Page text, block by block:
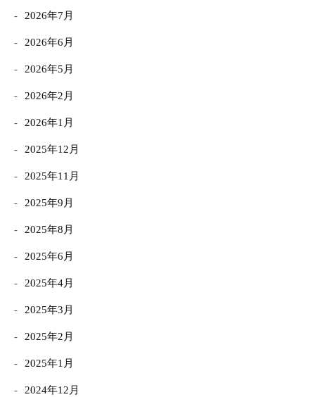
2026年7月
2026年6月
2026年5月
2026年2月
2026年1月
2025年12月
2025年11月
2025年9月
2025年8月
2025年6月
2025年4月
2025年3月
2025年2月
2025年1月
2024年12月